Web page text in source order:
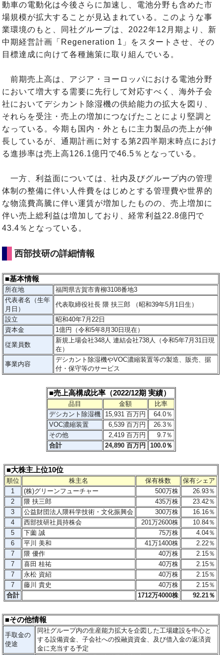
動車の電動化は今後さらに加速し、電池分野も含めた市
場規模が拡大することが見込まれている。このような事
業環境のもと、同社グループは、2022年12月期より、新
中期経営計画「Regeneration 1」をスタートさせ、その
目標達成に向けて各種施策に取り組んでいる。
前期売上高は、アジア・ヨーロッパにおける電池分野
において増大する需要に先行して対応すべく、海外子会
社においてデシカント除湿機の供給能力の拡大を図り、
それらを受注・売上の増加につなげたことにより堅調と
なっている。今期も国内・外ともに主力製品の売上が伸
長しているが、通期計画に対する第2四半期末時点におけ
る進捗率は売上高126.1億円で46.5％となっている。
一方、利益面については、社内及びグループ内の管理
体制の整備に伴い人件費をはじめとする管理費や世界的
な物流費高騰に伴い運賃が増加したものの、売上増加に
伴い売上総利益は増加しており、経常利益22.8億円で
43.4％となっている。
西部技研の詳細情報
■基本情報
所在地
福岡県古賀市青柳3108番地3
代表者名（生年
月日）
代表取締役社長 隈 扶三郎 （昭和39年5月1日生）
設立
昭和40年7月22日
資本金
1億円（令和5年8月30日現在）
従業員数
新規上場会社348人 連結会社738人（令和5年7月31日現
在）
事業内容
デシカント除湿機やVOC濃縮装置等の製造、販売、据
付・保守等のサービス
■売上高構成比率（2022/12期 実績）
品目 金額
比率
デシカント除湿機
15,931 百万円
64.0％
VOC濃縮装置
6,539 百万円
26.3％
その他
2,419 百万円
9.7％
合計
24,890 百万円 100.0％
■大株主上位10位
順位 株主名 保有株数
保有シェア
1
(株)グリーンフューチャー 500万株
26.93％
2
隈 扶三郎 435万株
23.42％
3
公益財団法人隈科学技術・文化振興会 300万株
16.16％
4
西部技研社員持株会 201万2600株
10.84％
5
下薗 誠 75万株
4.04％
6
平川 美和 41万1400株
2.22％
7
隈 優作 40万株
2.15％
7
喜田 桂祐 40万株
2.15％
7
永松 資紹 40万株
2.15％
7
藤川 貴史 40万株
2.15％
合計
1712万4000株 92.21％
■その他情報
手取金の
使途
同社グループ内の生産能力拡大を企図した工場建設を中心と
する設備資金、子会社への投融資資金、及び借入金の返済資
金に充当する予定